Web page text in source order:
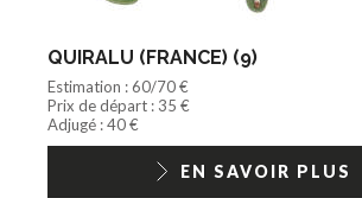
QUIRALU (FRANCE) (9)
Estimation : 60/70 €
Prix de départ : 35 €
Adjugé : 40 €
EN SAVOIR PLUS